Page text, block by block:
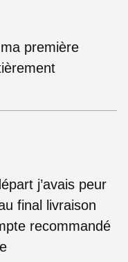
première
j’avais peur
final livraison
recommandé